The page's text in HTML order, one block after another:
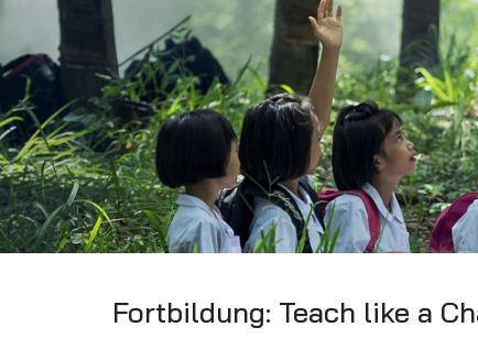
Fortbildung: Teach like a